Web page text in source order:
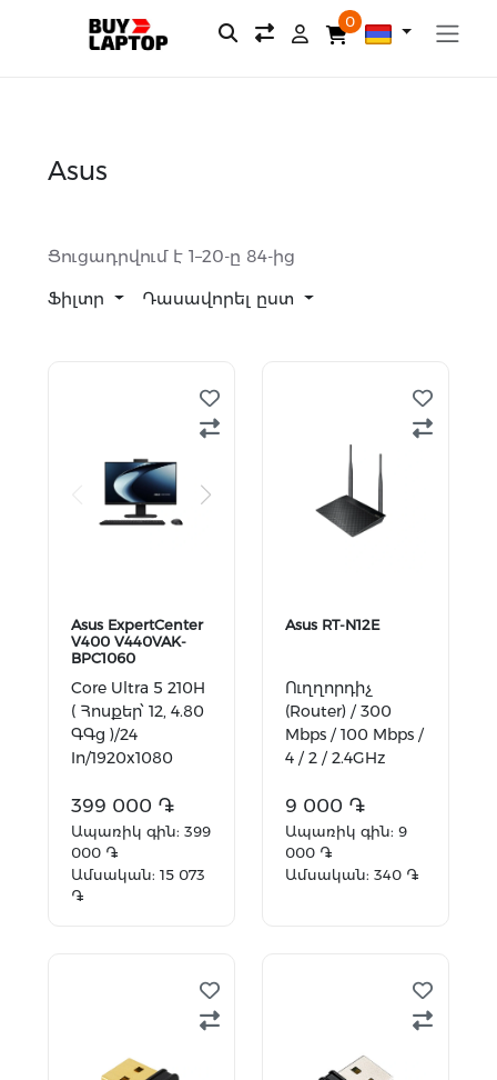
0
Asus
Ֆիլտր Դասավորել ըստ
Ցուցադրվում է 1–20-ը 84-ից
Asus ExpertCenter
V400 V440VAK-
BPC1060
Core Ultra 5 210H
( Հոսքեր՝ 12, 4.80
ԳԳց )/24
In/1920x1080
DDR5 /512
GB/Intel UHD
Grap...
399 000 ֏
Ապառիկ գին: 399
000 ֏
Ամսական: 15 073
֏
Asus RT-N12E
Ուղղորդիչ
(Router) / 300
Mbps / 100 Mbps /
4 / 2 / 2.4GHz
9 000 ֏
Ապառիկ գին: 9
000 ֏
Ամսական: 340 ֏